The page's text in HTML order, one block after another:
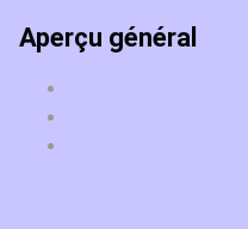
Aperçu général